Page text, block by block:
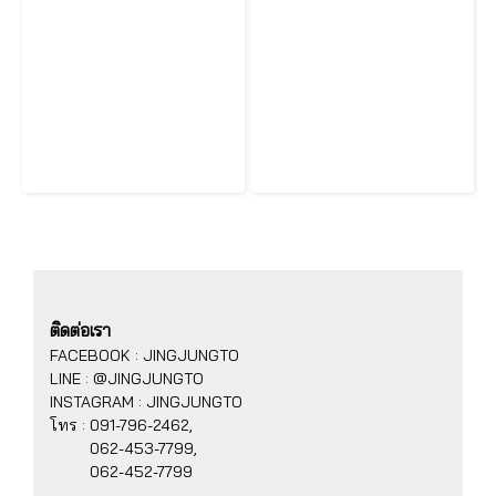
ติดต่อเรา
FACEBOOK : JINGJUNGTO
LINE : @JINGJUNGTO
INSTAGRAM : JINGJUNGTO
โทร : 091-796-2462,
062-453-7799,
062-452-7799